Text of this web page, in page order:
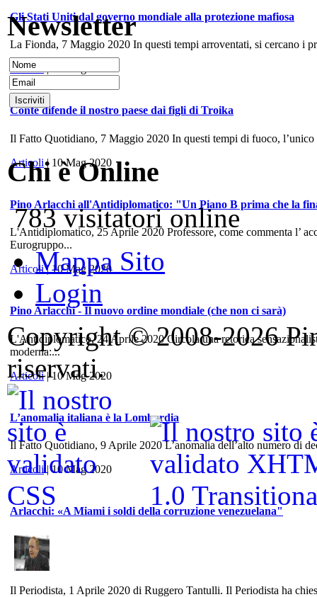
Gli Stati Uniti dal governo mondiale alla protezione mafiosa
La Fionda, 7 Maggio 2020 In questi tempi arroventati, si cercano i
Articoli
Conte difende il nostro paese dai figli di Troika
Il Fatto Quotidiano, 7 Maggio 2020 In questi tempi di fuoco,
Articoli| 10 Mag 2020
Pino Arlacchi all'Antidiplomatico: "Un Piano B prima che la
L'Antidiplomatico, 25 Aprile 2020 Professore, come commenta l’
Eurogruppo...
Articoli| 10 Mag 2020
Pino Arlacchi - Il nuovo ordine mondiale (che non ci sarà)
L'Antidiplomatico, 24 Aprile 2020 Circola una retorica
moderna:...
Articoli| 10 Mag 2020
L’anomalia italiana è la Lombardia
Il Fatto Quotidiano, 9 Aprile 2020 L’anomalia dell’alto numero di
Articoli| 10 Mag 2020
Arlacchi: «A Miami i soldi della corruzione venezuelana"
Il Periodista, 1 Aprile 2020 di Ruggero Tantulli. Il Periodista ha
Newsletter
Chi è Online
783 visitatori online
Mappa Sito
Login
Copyright © 2008-2026
riservati.